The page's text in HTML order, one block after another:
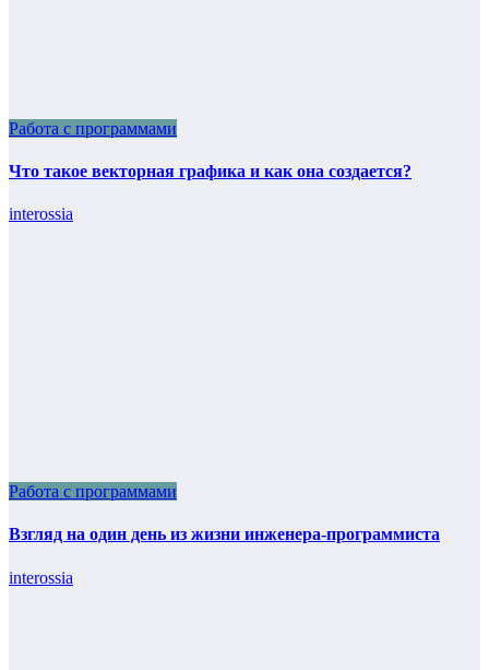
Работа с программами
Что такое векторная графика и как она создается?
interossia
Работа с программами
Взгляд на один день из жизни инженера-программиста
interossia